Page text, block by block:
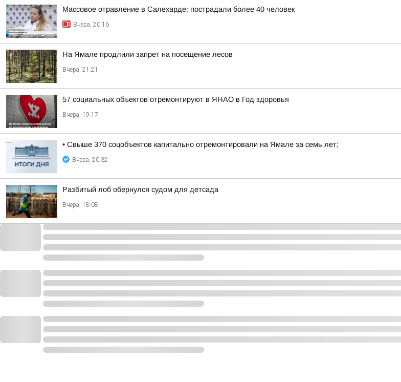
Массовое отравление в Салехарде: пострадали более 40 человек
Вчера, 20:16
На Ямале продлили запрет на посещение лесов
Вчера, 21:21
57 социальных объектов отремонтируют в ЯНАО в Год здоровья
Вчера, 19:17
• Свыше 370 соцобъектов капитально отремонтировали на Ямале за семь лет;
Вчера, 20:32
Разбитый лоб обернулся судом для детсада
Вчера, 18:08